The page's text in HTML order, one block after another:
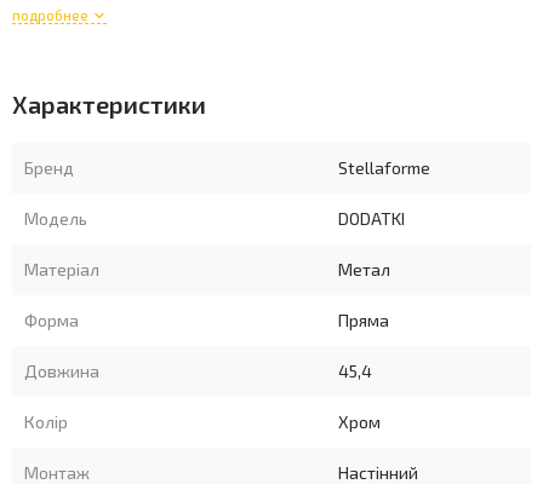
- для настінного монтажу, прихованого кріплення під
гвинтові розетки,
комплект
подробнее
Характеристики
Бренд Stellaforme
Модель DODATKI
Матеріал Метал
Форма Пряма
Довжина 45,4
Колір Хром
Монтаж Настінний